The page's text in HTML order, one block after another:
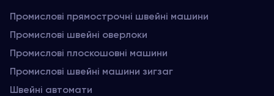
Промислові прямострочні швейні машини
Промислові швейні оверлоки
Промислові плоскошовні машини
Промислові швейні машини зигзаг
Швейні автомати